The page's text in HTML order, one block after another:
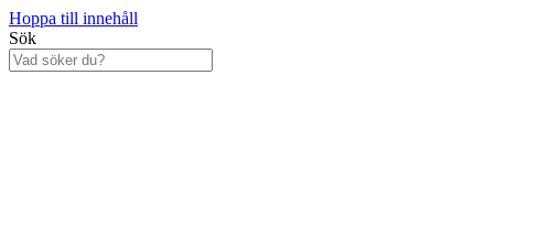
Hoppa till innehåll
Sök